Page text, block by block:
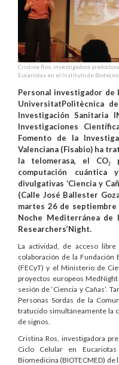
Cristina Ros, investigadora
Eucariotas en el Instituto de
Personal investigador de
UniversitatPolitècnica
Investigación Sanitaria
Investigaciones
Fomento de la
Valenciana (Fisabio) ha
la telomerasa, el
computación
divulgativas ‘Ciencia y
(Calle José Ballester
martes 26 de
Noche Mediterránea de
Researchers’Night.
La actividad, de acceso
colaboración de la Fundación
(FECyT) y el Ministerio de
proyectos europeos
sesión de ‘Ciencia y Cañas’.
Personas Sordas de la
tratucido simultáneamente la
de signos.
Cristina Ros, investigadora
Ciclo Celular en
Biomedicina (BIOTECMED) de